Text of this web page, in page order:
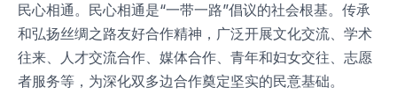
民心相通。民心相通是“一带一路”倡议的社会根基。传承
和弘扬丝绸之路友好合作精神，广泛开展文化交流、学术
往来、人才交流合作、媒体合作、青年和妇女交往、志愿
者服务等，为深化双多边合作奠定坚实的民意基础。